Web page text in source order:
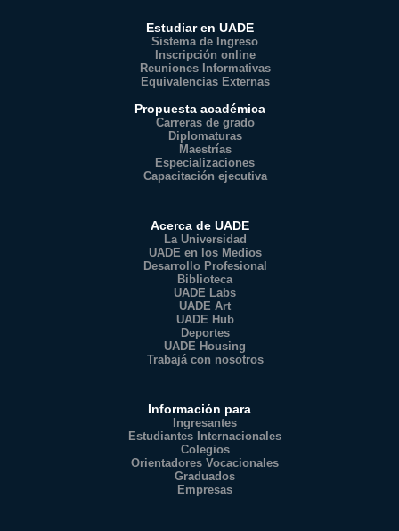
Estudiar en UADE
Sistema de Ingreso
Inscripción online
Reuniones Informativas
Equivalencias Externas
Propuesta académica
Carreras de grado
Diplomaturas
Maestrías
Especializaciones
Capacitación ejecutiva
Acerca de UADE
La Universidad
UADE en los Medios
Desarrollo Profesional
Biblioteca
UADE Labs
UADE Art
UADE Hub
Deportes
UADE Housing
Trabajá con nosotros
Información para
Ingresantes
Estudiantes Internacionales
Colegios
Orientadores Vocacionales
Graduados
Empresas